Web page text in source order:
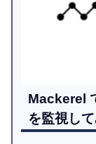
Mackerel
を監視し